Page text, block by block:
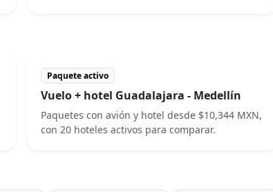
Paquete activo
Vuelo + hotel Guadalajara - Medellín
Paquetes con avión y hotel desde $10,344 MXN,
con 20 hoteles activos para comparar.